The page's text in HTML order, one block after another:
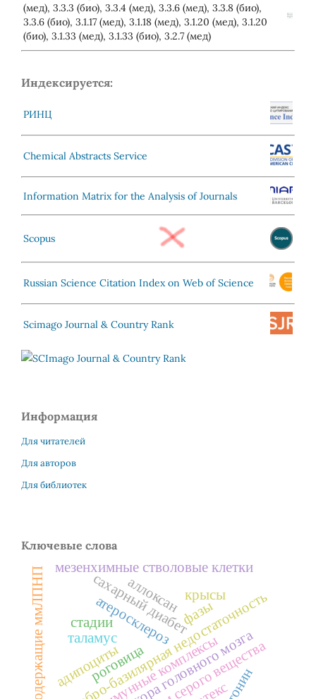
(мед), 3.3.3 (био), 3.3.4 (мед), 3.3.6 (мед), 3.3.8 (био),
3.3.6 (био), 3.1.17 (мед), 3.1.18 (мед), 3.1.20 (мед), 3.1.20
(био), 3.1.33 (мед), 3.1.33 (био), 3.2.7 (мед)
Индексируется:
РИНЦ
Chemical Abstracts Service
Information Matrix for the Analysis of Journals
Scopus
Russian Science Citation Index on Web of Science
Scimago Journal & Country Rank
Информация
Для читателей
Для авторов
Для библиотек
Ключевые слова
вертебро-базилярная недостаточность
атеросклероз
иммунные комплексы
содержащие ммЛПНП кора головного мозга
таламус объем серого вещества
сахарный диабет
адипоциты
аллоксан фазы
стадии
роговица
мезенхимные стволовые клетки
крысы